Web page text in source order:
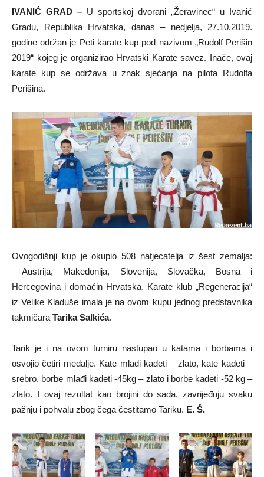
IVANIĆ GRAD – U sportskoj dvorani „Žeravinec“ u Ivanić
Gradu, Republika Hrvatska, danas – nedjelja, 27.10.2019.
godine održan je Peti karate kup pod nazivom „Rudolf Perišin
2019“ kojeg je organizirao Hrvatski Karate savez. Inače, ovaj
karate kup se održava u znak sjećanja na pilota Rudolfa
Perišina.
Ovogodišnji kup je okupio 508 natjecatelja iz šest zemalja:
Austrija, Makedonija, Slovenija, Slovačka, Bosna i
Hercegovina i domaćin Hrvatska. Karate klub „Regeneracija“
iz Velike Kladuše imala je na ovom kupu jednog predstavnika
takmičara Tarika Salkića.
Tarik je i na ovom turniru nastupao u katama i borbama i
osvojio četiri medalje. Kate mlađi kadeti – zlato, kate kadeti –
srebro, borbe mlađi kadeti -45kg – zlato i borbe kadeti -52 kg –
zlato. I ovaj rezultat kao brojini do sada, zavrijeđuju svaku
pažnju i pohvalu zbog čega čestitamo Tariku. E. Š.